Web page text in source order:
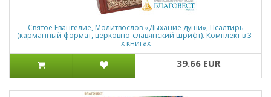
Святое Евангелие, Молитвослов «Дыхание души», Псалтирь
(карманный формат, церковно-славянский шрифт). Комплект в 3-
х книгах
39.66 EUR